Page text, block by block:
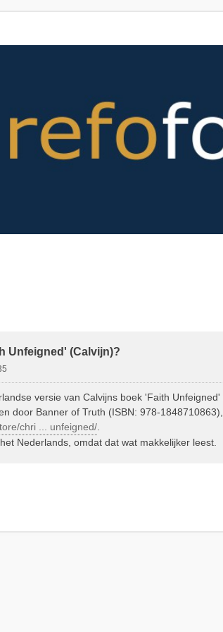
Unfeigned' (Calvijn)?
versie van Calvijns boek 'Faith
door Banner of Truth (ISBN: 978-
chri ... unfeigned/
Nederlands, omdat dat wat makkelijker leest.